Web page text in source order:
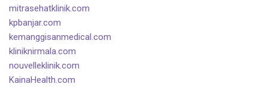
mitrasehatklinik.com
kpbanjar.com
kemanggisanmedical.com
kliniknirmala.com
nouvelleklinik.com
KainaHealth.com